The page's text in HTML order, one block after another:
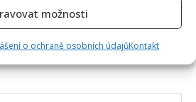
možnosti
o ochraně osobních údajůKontakt
nebude zveřejněna.
jsou označeny